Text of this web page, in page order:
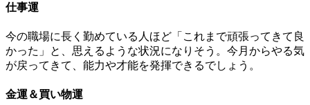
仕事運
今の職場に長く勤めている人ほど「これまで頑張ってきて良
かった」と、思えるような状況になりそう。今月からやる気
が戻ってきて、能力や才能を発揮できるでしょう。
金運＆買い物運